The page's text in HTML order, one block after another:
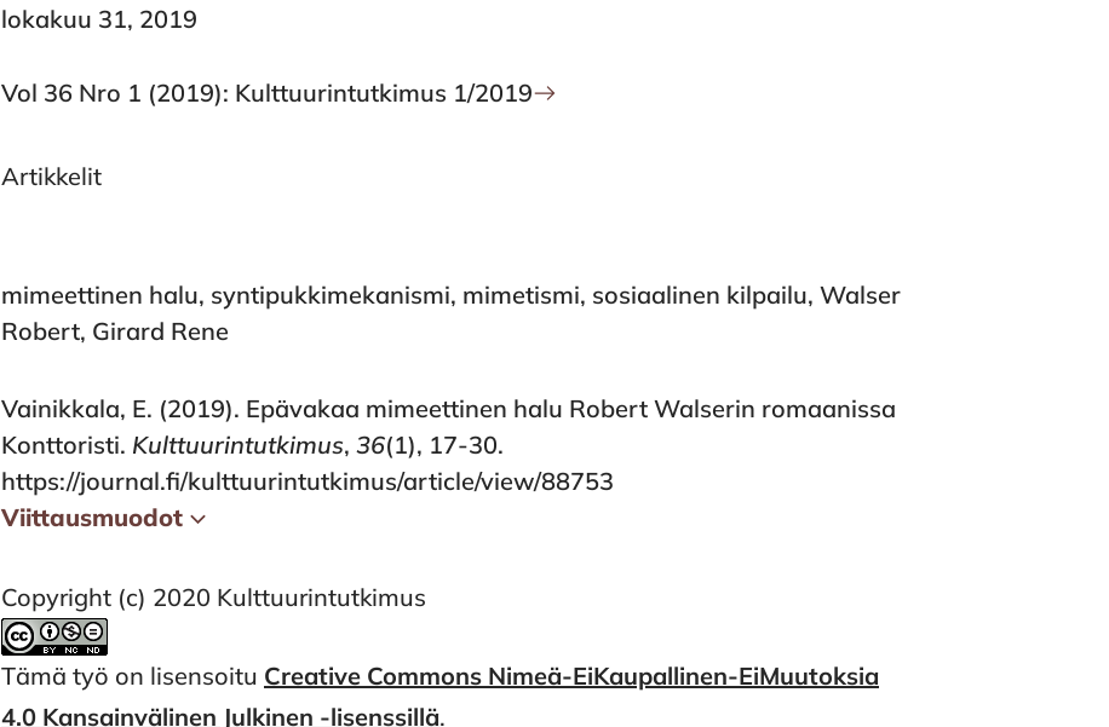
lokakuu 31, 2019
Vol 36 Nro 1 (2019): Kulttuurintutkimus 1/2019
Artikkelit
mimeettinen halu, syntipukkimekanismi, mimetismi, sosiaalinen kilpailu, Walser
Robert, Girard Rene
Vainikkala, E. (2019). Epävakaa mimeettinen halu Robert Walserin romaanissa
Konttoristi. Kulttuurintutkimus, 36(1), 17-30.
https://journal.fi/kulttuurintutkimus/article/view/88753
Viittausmuodot
Copyright (c) 2020 Kulttuurintutkimus
Tämä työ on lisensoitu Creative Commons Nimeä-EiKaupallinen-EiMuutoksia
4.0 Kansainvälinen Julkinen -lisenssillä.